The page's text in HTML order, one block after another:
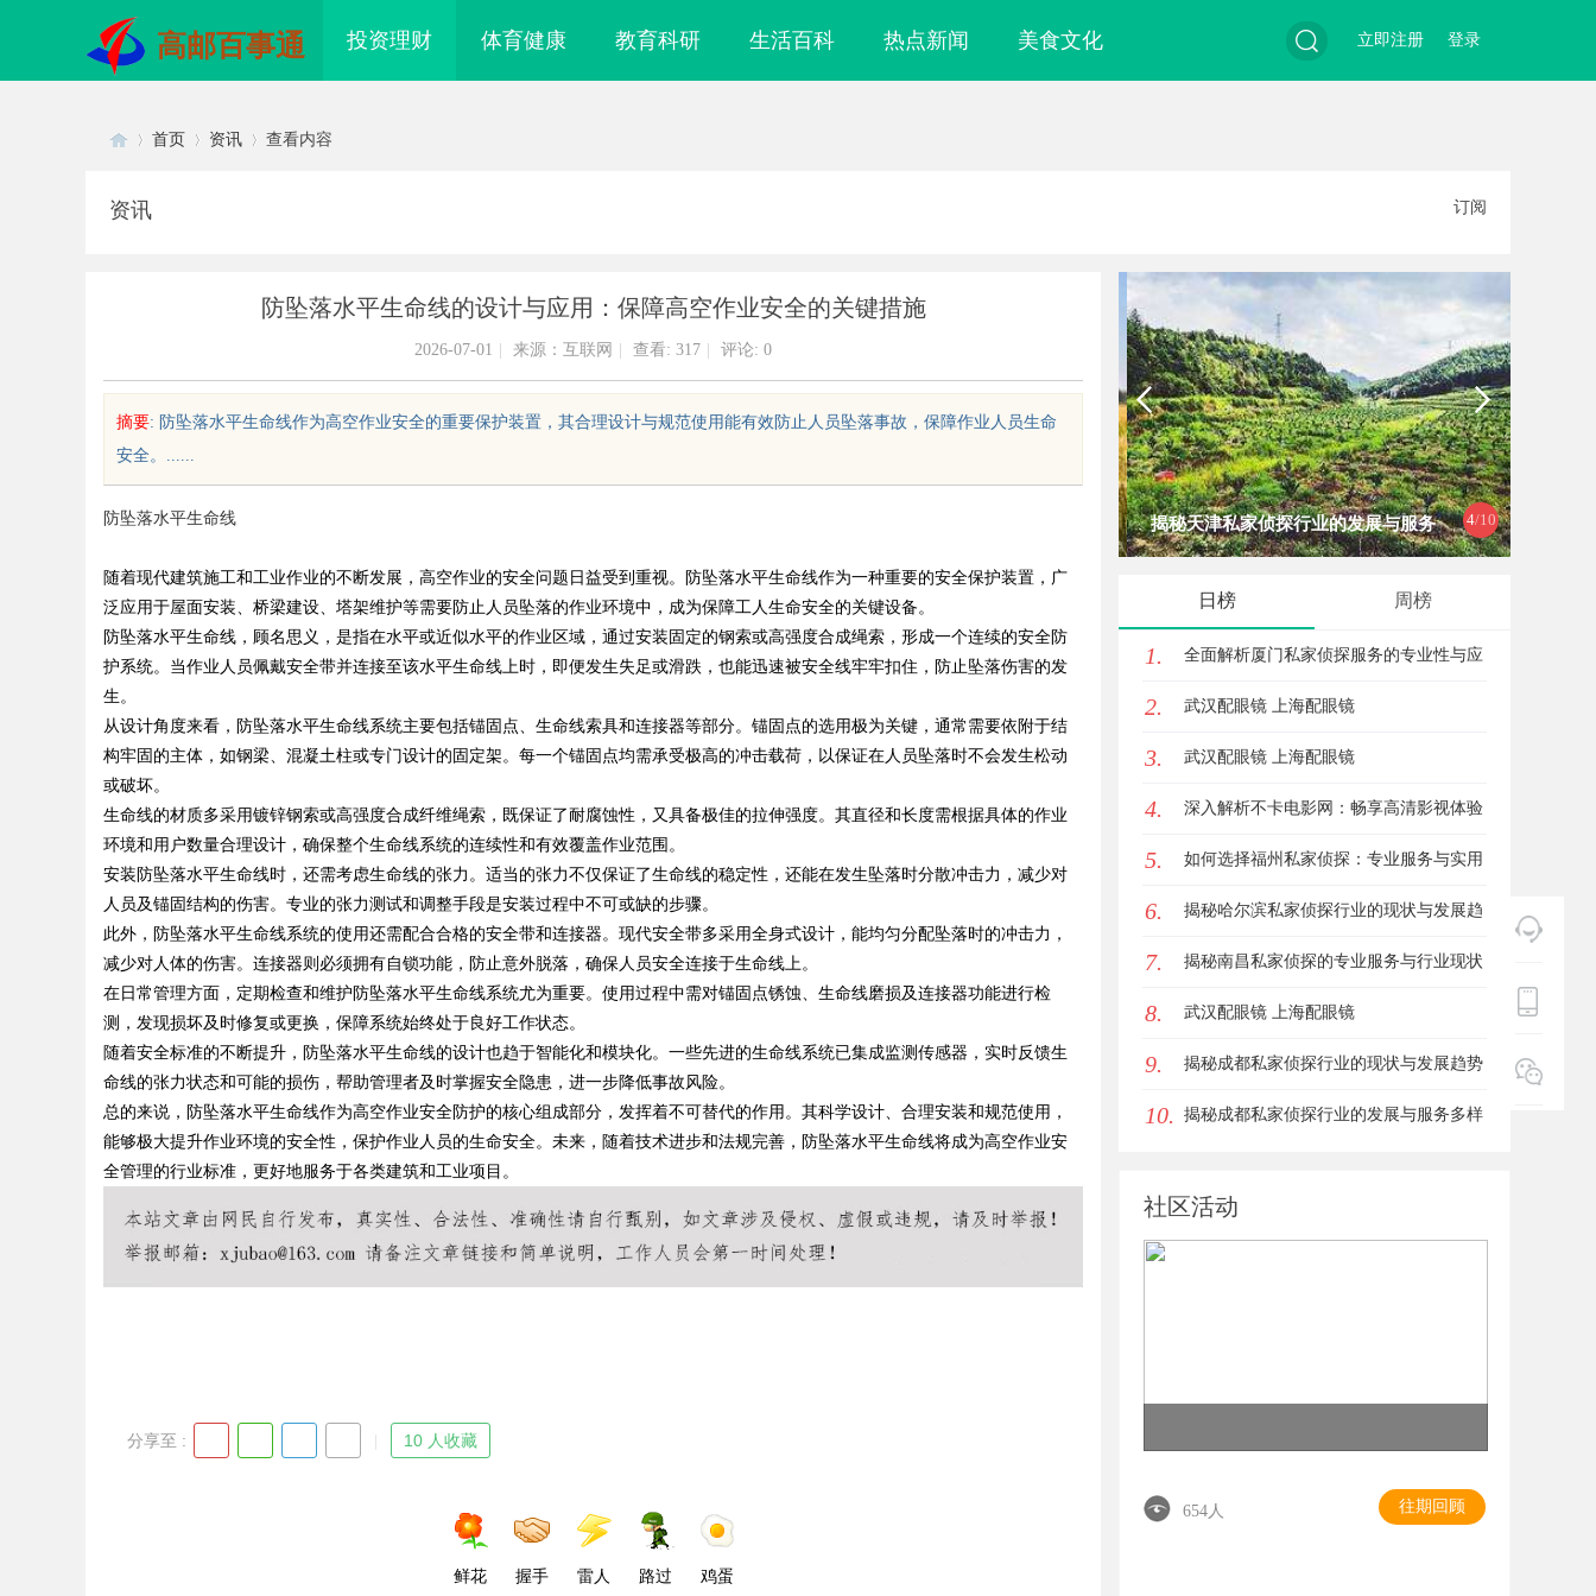
高邮百事通 投资理财 体育健康 教育科研 生活百科 热点新闻 美食文化 登录
立即注册
uz
!
Bo
首页 资讯 查看内容
资讯 订阅
防坠落水平生命线的设计与应用：保障高空作业安全的关键措施
2026-07-01 来源：互联网 查看: 317 评论: 0
摘要: 防坠落水平生命线作为高空作业安全的重要保护装置，其合理设计与规范使用能有效防止人员坠落事故，保障作业人员生命
安全。......
防坠落水平生命线
随着现代建筑施工和工业作业的不断发展，高空作业的安全问题日益受到重视。防坠落水平生命线作为一种重要的安全保护装置，广
泛应用于屋面安装、桥梁建设、塔架维护等需要防止人员坠落的作业环境中，成为保障工人生命安全的关键设备。
防坠落水平生命线，顾名思义，是指在水平或近似水平的作业区域，通过安装固定的钢索或高强度合成绳索，形成一个连续的安全防
护系统。当作业人员佩戴安全带并连接至该水平生命线上时，即便发生失足或滑跌，也能迅速被安全线牢牢扣住，防止坠落伤害的发
生。
从设计角度来看，防坠落水平生命线系统主要包括锚固点、生命线索具和连接器等部分。锚固点的选用极为关键，通常需要依附于结
构牢固的主体，如钢梁、混凝土柱或专门设计的固定架。每一个锚固点均需承受极高的冲击载荷，以保证在人员坠落时不会发生松动
或破坏。
生命线的材质多采用镀锌钢索或高强度合成纤维绳索，既保证了耐腐蚀性，又具备极佳的拉伸强度。其直径和长度需根据具体的作业
环境和用户数量合理设计，确保整个生命线系统的连续性和有效覆盖作业范围。
安装防坠落水平生命线时，还需考虑生命线的张力。适当的张力不仅保证了生命线的稳定性，还能在发生坠落时分散冲击力，减少对
人员及锚固结构的伤害。专业的张力测试和调整手段是安装过程中不可或缺的步骤。
此外，防坠落水平生命线系统的使用还需配合合格的安全带和连接器。现代安全带多采用全身式设计，能均匀分配坠落时的冲击力，
减少对人体的伤害。连接器则必须拥有自锁功能，防止意外脱落，确保人员安全连接于生命线上。
在日常管理方面，定期检查和维护防坠落水平生命线系统尤为重要。使用过程中需对锚固点锈蚀、生命线磨损及连接器功能进行检
测，发现损坏及时修复或更换，保障系统始终处于良好工作状态。
随着安全标准的不断提升，防坠落水平生命线的设计也趋于智能化和模块化。一些先进的生命线系统已集成监测传感器，实时反馈生
命线的张力状态和可能的损伤，帮助管理者及时掌握安全隐患，进一步降低事故风险。
总的来说，防坠落水平生命线作为高空作业安全防护的核心组成部分，发挥着不可替代的作用。其科学设计、合理安装和规范使用，
能够极大提升作业环境的安全性，保护作业人员的生命安全。未来，随着技术进步和法规完善，防坠落水平生命线将成为高空作业安
全管理的行业标准，更好地服务于各类建筑和工业项目。
分享至 : 10 人收藏
鲜花 握手 雷人 路过 鸡蛋
4/10
看：知识产权律师是你避开跨
发展趋势
揭秘天津私家侦探行业的发展与服务
日榜 周榜
1. 全面解析厦门私家侦探服务的专业性与应
用场景
2. 武汉配眼镜 上海配眼镜
3. 武汉配眼镜 上海配眼镜
4. 深入解析不卡电影网：畅享高清影视体验
的最佳选择
5. 如何选择福州私家侦探：专业服务与实用
指南详解
6. 揭秘哈尔滨私家侦探行业的现状与发展趋
势
7. 揭秘南昌私家侦探的专业服务与行业现状
全面解析
8. 武汉配眼镜 上海配眼镜
9. 揭秘成都私家侦探行业的现状与发展趋势
10. 揭秘成都私家侦探行业的发展与服务多样
社区活动
654人 往期回顾